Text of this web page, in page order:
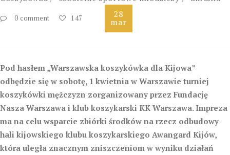
0 comment 147 28
mar
Pod hasłem „Warszawska koszykówka dla Kijowa”
odbędzie się w sobotę, 1 kwietnia w Warszawie turniej
koszykówki mężczyzn zorganizowany przez Fundację
Nasza Warszawa i klub koszykarski KK Warszawa. Impreza
ma na celu wsparcie zbiórki środków na rzecz odbudowy
hali kijowskiego klubu koszykarskiego Awangard Kijów,
która uległa znacznym zniszczeniom w wyniku działań